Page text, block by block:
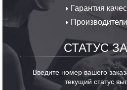
Гарантия
Производители
СТАТУС
Введите номер вашего
текущий статус